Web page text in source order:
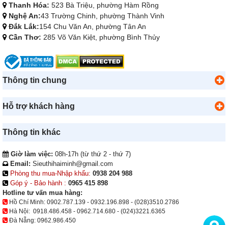
Thanh Hóa: 523 Bà Triệu, phường Hàm Rồng
Nghệ An:43 Trường Chinh, phường Thành Vinh
Đắk Lắk:154 Chu Văn An, phường Tân An
Cần Thơ: 285 Võ Văn Kiệt, phường Bình Thủy
Thông tin chung
Hỗ trợ khách hàng
Thông tin khác
Giờ làm việc: 08h-17h (từ thứ 2 - thứ 7)
Email: Sieuthihaiminh@gmail.com
Phòng thu mua-Nhập khẩu: 0938 204 988
Góp ý - Bảo hành : 0965 415 898
Hotline tư vấn mua hàng:
Hồ Chí Minh: 0902.787.139 - 0932.196.898 - (028)3510.2786
Hà Nội: 0918.486.458 - 0962.714.680 - (024)3221.6365
Đà Nẵng: 0962.986.450